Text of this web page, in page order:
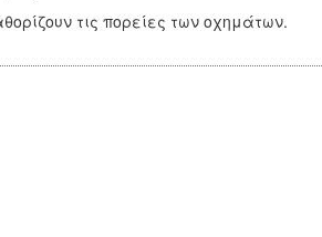
τις πορείες των οχημάτων.